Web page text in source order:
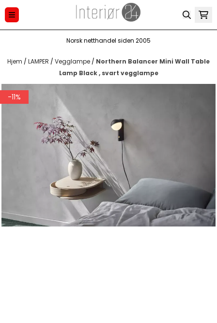
Hopp til innhold
Norsk netthandel siden 2005
Hjem / LAMPER / Vegglampe / Northern Balancer Mini Wall Table
Lamp Black , svart vegglampe
-11%